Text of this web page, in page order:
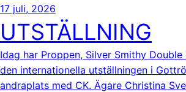
17 juli, 2026
UTSTÄLLNING
Idag har Proppen, Silver Smithy
den internationella utställningen i
andraplats med CK. Ägare Christina